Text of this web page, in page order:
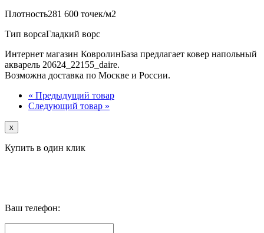
Плотность281 600 точек/м2
Тип ворсаГладкий ворс
Интернет магазин КовролинБаза предлагает ковер напольный
акварель 20624_22155_daire.
Возможна доставка по Москве и России.
« Предыдущий товар
Следующий товар »
x
Купить в один клик
Ваш телефон: